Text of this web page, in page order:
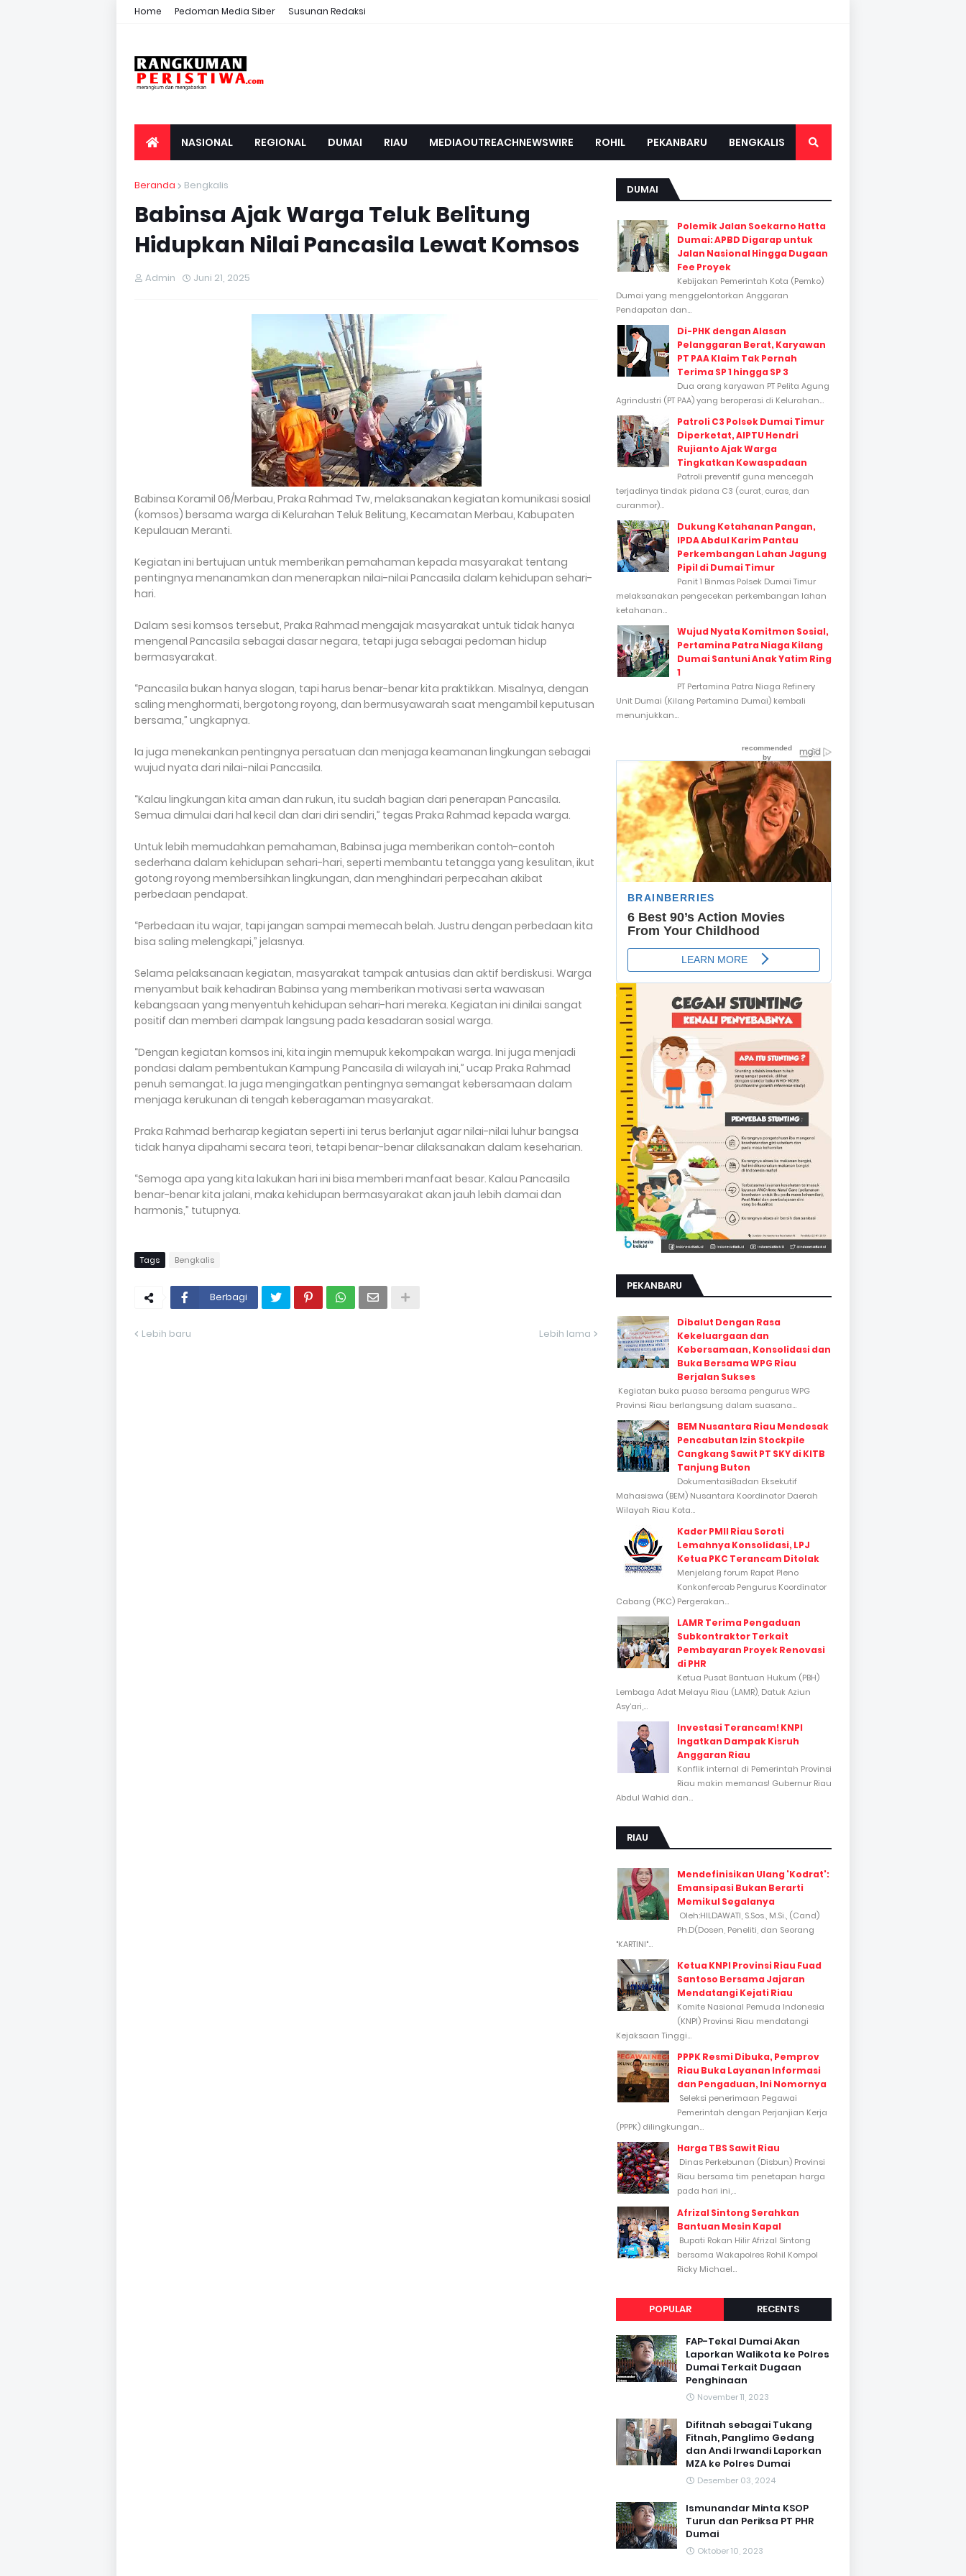
Home Pedoman Media Siber Susunan Redaksi
NASIONAL REGIONAL DUMAI RIAU MEDIAOUTREACHNEWSWIRE ROHIL PEKANBARU BENGKALIS
Beranda Bengkalis
Babinsa Ajak Warga Teluk Belitung
Hidupkan Nilai Pancasila Lewat Komsos
Admin Juni 21, 2025
Babinsa Koramil 06/Merbau, Praka Rahmad Tw, melaksanakan kegiatan komunikasi sosial
(komsos) bersama warga di Kelurahan Teluk Belitung, Kecamatan Merbau, Kabupaten
Kepulauan Meranti.
Kegiatan ini bertujuan untuk memberikan pemahaman kepada masyarakat tentang
pentingnya menanamkan dan menerapkan nilai-nilai Pancasila dalam kehidupan sehari-
hari.
Dalam sesi komsos tersebut, Praka Rahmad mengajak masyarakat untuk tidak hanya
mengenal Pancasila sebagai dasar negara, tetapi juga sebagai pedoman hidup
bermasyarakat.
“Pancasila bukan hanya slogan, tapi harus benar-benar kita praktikkan. Misalnya, dengan
saling menghormati, bergotong royong, dan bermusyawarah saat mengambil keputusan
bersama,” ungkapnya.
Ia juga menekankan pentingnya persatuan dan menjaga keamanan lingkungan sebagai
wujud nyata dari nilai-nilai Pancasila.
“Kalau lingkungan kita aman dan rukun, itu sudah bagian dari penerapan Pancasila.
Semua dimulai dari hal kecil dan dari diri sendiri,” tegas Praka Rahmad kepada warga.
Untuk lebih memudahkan pemahaman, Babinsa juga memberikan contoh-contoh
sederhana dalam kehidupan sehari-hari, seperti membantu tetangga yang kesulitan, ikut
gotong royong membersihkan lingkungan, dan menghindari perpecahan akibat
perbedaan pendapat.
“Perbedaan itu wajar, tapi jangan sampai memecah belah. Justru dengan perbedaan kita
bisa saling melengkapi,” jelasnya.
Selama pelaksanaan kegiatan, masyarakat tampak antusias dan aktif berdiskusi. Warga
menyambut baik kehadiran Babinsa yang memberikan motivasi serta wawasan
kebangsaan yang menyentuh kehidupan sehari-hari mereka. Kegiatan ini dinilai sangat
positif dan memberi dampak langsung pada kesadaran sosial warga.
“Dengan kegiatan komsos ini, kita ingin memupuk kekompakan warga. Ini juga menjadi
pondasi dalam pembentukan Kampung Pancasila di wilayah ini,” ucap Praka Rahmad
penuh semangat. Ia juga mengingatkan pentingnya semangat kebersamaan dalam
menjaga kerukunan di tengah keberagaman masyarakat.
Praka Rahmad berharap kegiatan seperti ini terus berlanjut agar nilai-nilai luhur bangsa
tidak hanya dipahami secara teori, tetapi benar-benar dilaksanakan dalam keseharian.
“Semoga apa yang kita lakukan hari ini bisa memberi manfaat besar. Kalau Pancasila
benar-benar kita jalani, maka kehidupan bermasyarakat akan jauh lebih damai dan
harmonis,” tutupnya.
Tags Bengkalis
Berbagi
Lebih baru Lebih lama
DUMAI
Polemik Jalan Soekarno Hatta
Dumai: APBD Digarap untuk
Jalan Nasional Hingga Dugaan
Fee Proyek
Kebijakan Pemerintah Kota (Pemko)
Dumai yang menggelontorkan Anggaran
Pendapatan dan...
Di-PHK dengan Alasan
Pelanggaran Berat, Karyawan
PT PAA Klaim Tak Pernah
Terima SP 1 hingga SP 3
Dua orang karyawan PT Pelita Agung
Agrindustri (PT PAA) yang beroperasi di Kelurahan...
Patroli C3 Polsek Dumai Timur
Diperketat, AIPTU Hendri
Rujianto Ajak Warga
Tingkatkan Kewaspadaan
Patroli preventif guna mencegah
terjadinya tindak pidana C3 (curat, curas, dan
curanmor)...
Dukung Ketahanan Pangan,
IPDA Abdul Karim Pantau
Perkembangan Lahan Jagung
Pipil di Dumai Timur
Panit 1 Binmas Polsek Dumai Timur
melaksanakan pengecekan perkembangan lahan
ketahanan...
Wujud Nyata Komitmen Sosial,
Pertamina Patra Niaga Kilang
Dumai Santuni Anak Yatim Ring
1
PT Pertamina Patra Niaga Refinery
Unit Dumai (Kilang Pertamina Dumai) kembali
menunjukkan...
PEKANBARU
Dibalut Dengan Rasa
Kekeluargaan dan
Kebersamaan, Konsolidasi dan
Buka Bersama WPG Riau
Berjalan Sukses
Kegiatan buka puasa bersama pengurus WPG
Provinsi Riau berlangsung dalam suasana...
BEM Nusantara Riau Mendesak
Pencabutan Izin Stockpile
Cangkang Sawit PT SKY di KITB
Tanjung Buton
DokumentasiBadan Eksekutif
Mahasiswa (BEM) Nusantara Koordinator Daerah
Wilayah Riau Kota...
Kader PMII Riau Soroti
Lemahnya Konsolidasi, LPJ
Ketua PKC Terancam Ditolak
Menjelang forum Rapat Pleno
Konkonfercab Pengurus Koordinator
Cabang (PKC) Pergerakan...
LAMR Terima Pengaduan
Subkontraktor Terkait
Pembayaran Proyek Renovasi
di PHR
Ketua Pusat Bantuan Hukum (PBH)
Lembaga Adat Melayu Riau (LAMR), Datuk Aziun
Asy’ari,...
Investasi Terancam! KNPI
Ingatkan Dampak Kisruh
Anggaran Riau
Konflik internal di Pemerintah Provinsi
Riau makin memanas! Gubernur Riau
Abdul Wahid dan...
RIAU
Mendefinisikan Ulang 'Kodrat':
Emansipasi Bukan Berarti
Memikul Segalanya
Oleh:HILDAWATI, S.Sos., M.Si., (Cand)
Ph.D(Dosen, Peneliti, dan Seorang
"KARTINI"...
Ketua KNPI Provinsi Riau Fuad
Santoso Bersama Jajaran
Mendatangi Kejati Riau
Komite Nasional Pemuda Indonesia
(KNPI) Provinsi Riau mendatangi
Kejaksaan Tinggi...
PPPK Resmi Dibuka, Pemprov
Riau Buka Layanan Informasi
dan Pengaduan, Ini Nomornya
Seleksi penerimaan Pegawai
Pemerintah dengan Perjanjian Kerja
(PPPK) dilingkungan...
Harga TBS Sawit Riau
Dinas Perkebunan (Disbun) Provinsi
Riau bersama tim penetapan harga
pada hari ini,...
Afrizal Sintong Serahkan
Bantuan Mesin Kapal
Bupati Rokan Hilir Afrizal Sintong
bersama Wakapolres Rohil Kompol
Ricky Michael...
POPULAR RECENTS
FAP-Tekal Dumai Akan
Laporkan Walikota ke Polres
Dumai Terkait Dugaan
Penghinaan
November 11, 2023
Difitnah sebagai Tukang
Fitnah, Panglimo Gedang
dan Andi Irwandi Laporkan
MZA ke Polres Dumai
Desember 03, 2024
Ismunandar Minta KSOP
Turun dan Periksa PT PHR
Dumai
Oktober 10, 2023